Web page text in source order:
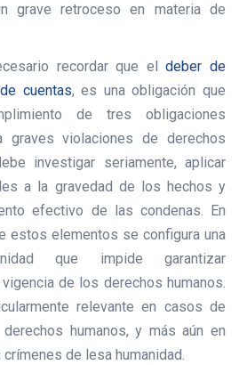
grave retroceso en materia de
recordar que eldeber de
cuentas, es una obligación que
de tres obligaciones
graves violaciones de derechos
investigar seriamente, aplicar
a la gravedad de los hechos y
efectivo de las condenas. En
estos elementos se configura una
que impide garantizar
de los derechos humanos.
relevante en casos de
humanos, y más aún en
de lesa humanidad.